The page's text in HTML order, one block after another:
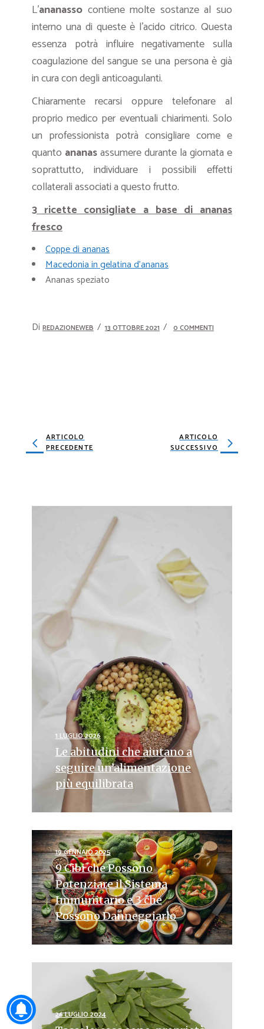
L’ananasso contiene molte sostanze al suo
interno una di queste è l’acido citrico. Questa
essenza potrà influire negativamente sulla
coagulazione del sangue se una persona è già
in cura con degli anticoagulanti.
Chiaramente recarsi oppure telefonare al
proprio medico per eventuali chiarimenti. Solo
un professionista potrà consigliare come e
quanto ananasassumere durante la giornata e
soprattutto, individuare i possibili effetti
collaterali associati a questo frutto.
3 ricette consigliate a base di ananas
fresco
Coppe di ananas
Macedonia in gelatina d’ananas
Ananas speziato
Di REDAZIONEWEB 13 OTTOBRE 2021 0 COMMENTI
ARTICOLO
PRECEDENTE
ARTICOLO
SUCCESSIVO
1 LUGLIO 2026
Le abitudini che aiutano a
seguire un’alimentazione
più equilibrata
19 GENNAIO 2025
9 Cibi che Possono
Potenziare il Sistema
Immunitario e 3 che
Possono Danneggiarlo
26 LUGLIO 2024